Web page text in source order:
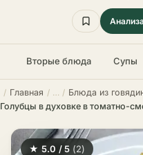
Вторые блюда Супы
Главная
Блюда из
★ 5.0 / 5 (2)